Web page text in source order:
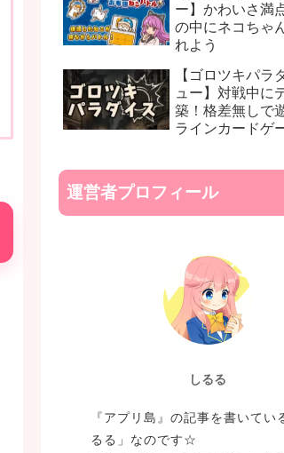
ー】かわいさ満
の中にネコちゃ
れよう
【ゴロツキパラ
ュー】対戦中に
築！格差無しで
ラインカードゲ
運営者プロフィール
しるる
『アプリ島』の記事を書いてい
るる」なのです☆